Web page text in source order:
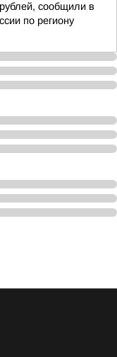
сообщили в
по региону